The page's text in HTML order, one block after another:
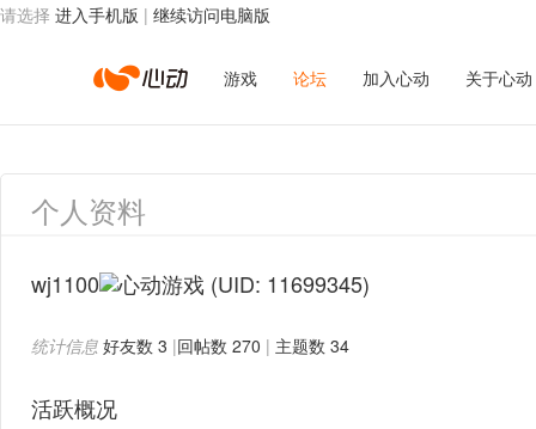
请选择 进入手机版 | 继续访问电脑版
心
动
络
游戏 论坛 加入心动 关于心动
个人资料
wj1100 (UID: 11699345)
统计信息 好友数 3 |回帖数 270 | 主题数 34
活跃概况